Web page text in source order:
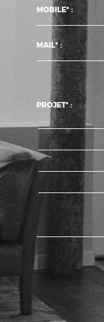
MOBILE* :
MAIL* :
PROJET* :